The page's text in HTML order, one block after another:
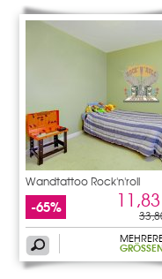
Wandtattoo Rock'n'roll
-65%
GRÖSSEN